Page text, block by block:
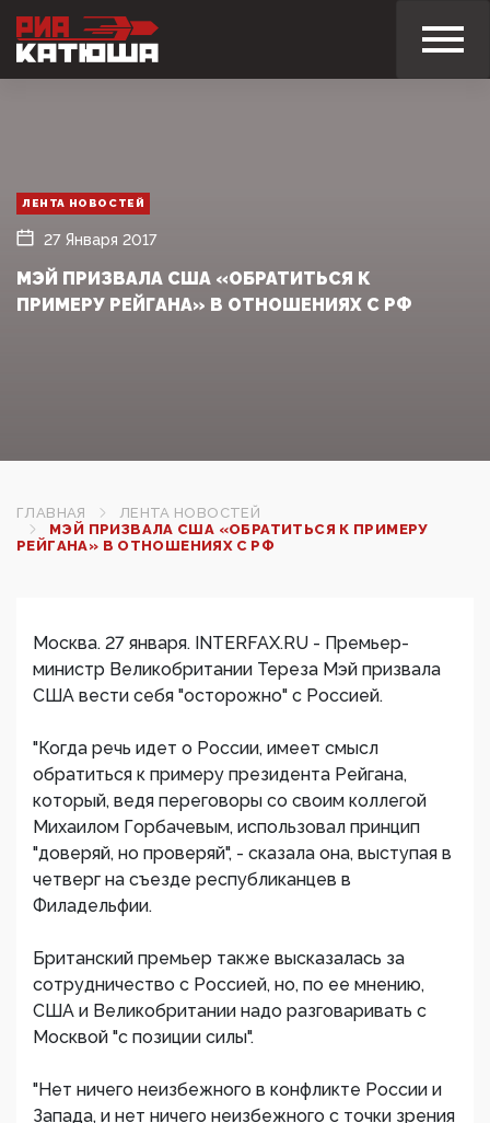
ЛЕНТА НОВОСТЕЙ
27 Января 2017
МЭЙ ПРИЗВАЛА США «ОБРАТИТЬСЯ К
ПРИМЕРУ РЕЙГАНА» В ОТНОШЕНИЯХ С РФ‍
ГЛАВНАЯ
ЛЕНТА НОВОСТЕЙ
МЭЙ ПРИЗВАЛА США «ОБРАТИТЬСЯ К ПРИМЕРУ
РЕЙГАНА» В ОТНОШЕНИЯХ С РФ‍
Москва. 27 января. INTERFAX.RU - Премьер-
министр Великобритании Тереза Мэй призвала
США вести себя "осторожно" с Россией.
"Когда речь идет о России, имеет смысл
обратиться к примеру президента Рейгана,
который, ведя переговоры со своим коллегой
Михаилом Горбачевым, использовал принцип
"доверяй, но проверяй", - сказала она, выступая в
четверг на съезде республиканцев в
Филадельфии.
Британский премьер также высказалась за
сотрудничество с Россией, но, по ее мнению,
США и Великобритании надо разговаривать с
Москвой "с позиции силы".
"Нет ничего неизбежного в конфликте России и
Запада, и нет ничего неизбежного с точки зрения